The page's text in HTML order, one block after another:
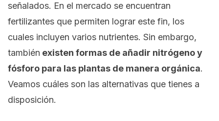
señalados. En el mercado se encuentran
fertilizantes que permiten lograr este fin, los
cuales incluyen varios nutrientes. Sin embargo,
también existen formas de añadir nitrógeno y
fósforo para las plantas de manera orgánica.
Veamos cuáles son las alternativas que tienes a
disposición.